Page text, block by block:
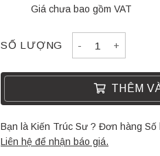
Giá chưa bao gồm VAT
SỐ LƯỢNG
THÊM
Bạn là Kiến Trúc Sư ? Đơn hàng Số
Liên hệ để nhận báo giá.